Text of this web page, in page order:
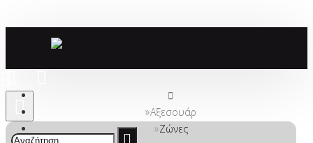
Αξεσουάρ
Ζώνες